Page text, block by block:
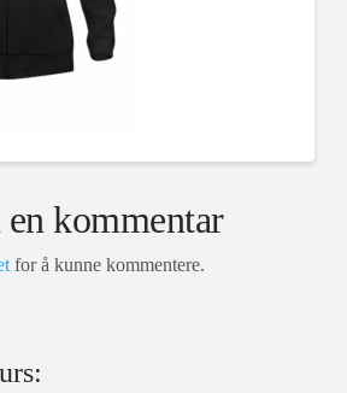
kommentar
for å kunne kommentere.